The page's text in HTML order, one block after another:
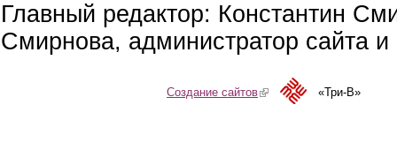
Главный редактор: Константин
Смирнова, администратор сайта
Создание сайтов(link is external)«Три-В»